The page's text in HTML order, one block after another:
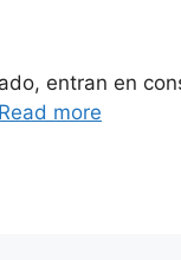
entran en
Read more